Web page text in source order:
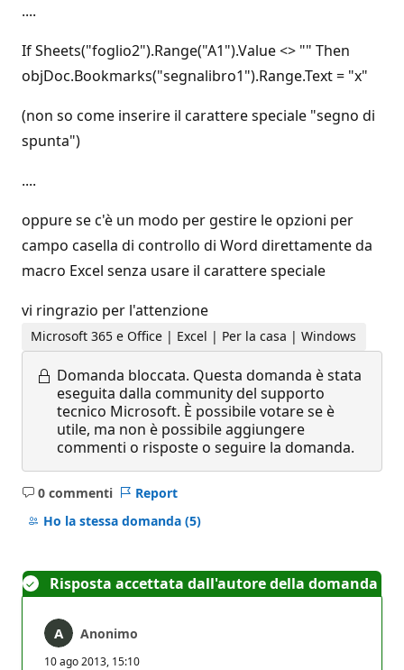
....
If Sheets("foglio2").Range("A1").Value <> "" Then
objDoc.Bookmarks("segnalibro1").Range.Text = "x"
(non so come inserire il carattere speciale "segno di
spunta")
....
oppure se c'è un modo per gestire le opzioni per
campo casella di controllo di Word direttamente da
macro Excel senza usare il carattere speciale
vi ringrazio per l'attenzione
Microsoft 365 e Office | Excel | Per la casa | Windows
Domanda bloccata. Questa domanda è stata
eseguita dalla community del supporto
tecnico Microsoft. È possibile votare se è
utile, ma non è possibile aggiungere
commenti o risposte o seguire la domanda.
0 commenti
Nessun
commento
Report
Ho la stessa domanda (5)
Risposta accettata dall'autore della domanda
Anonimo
10 ago 2013, 15:10